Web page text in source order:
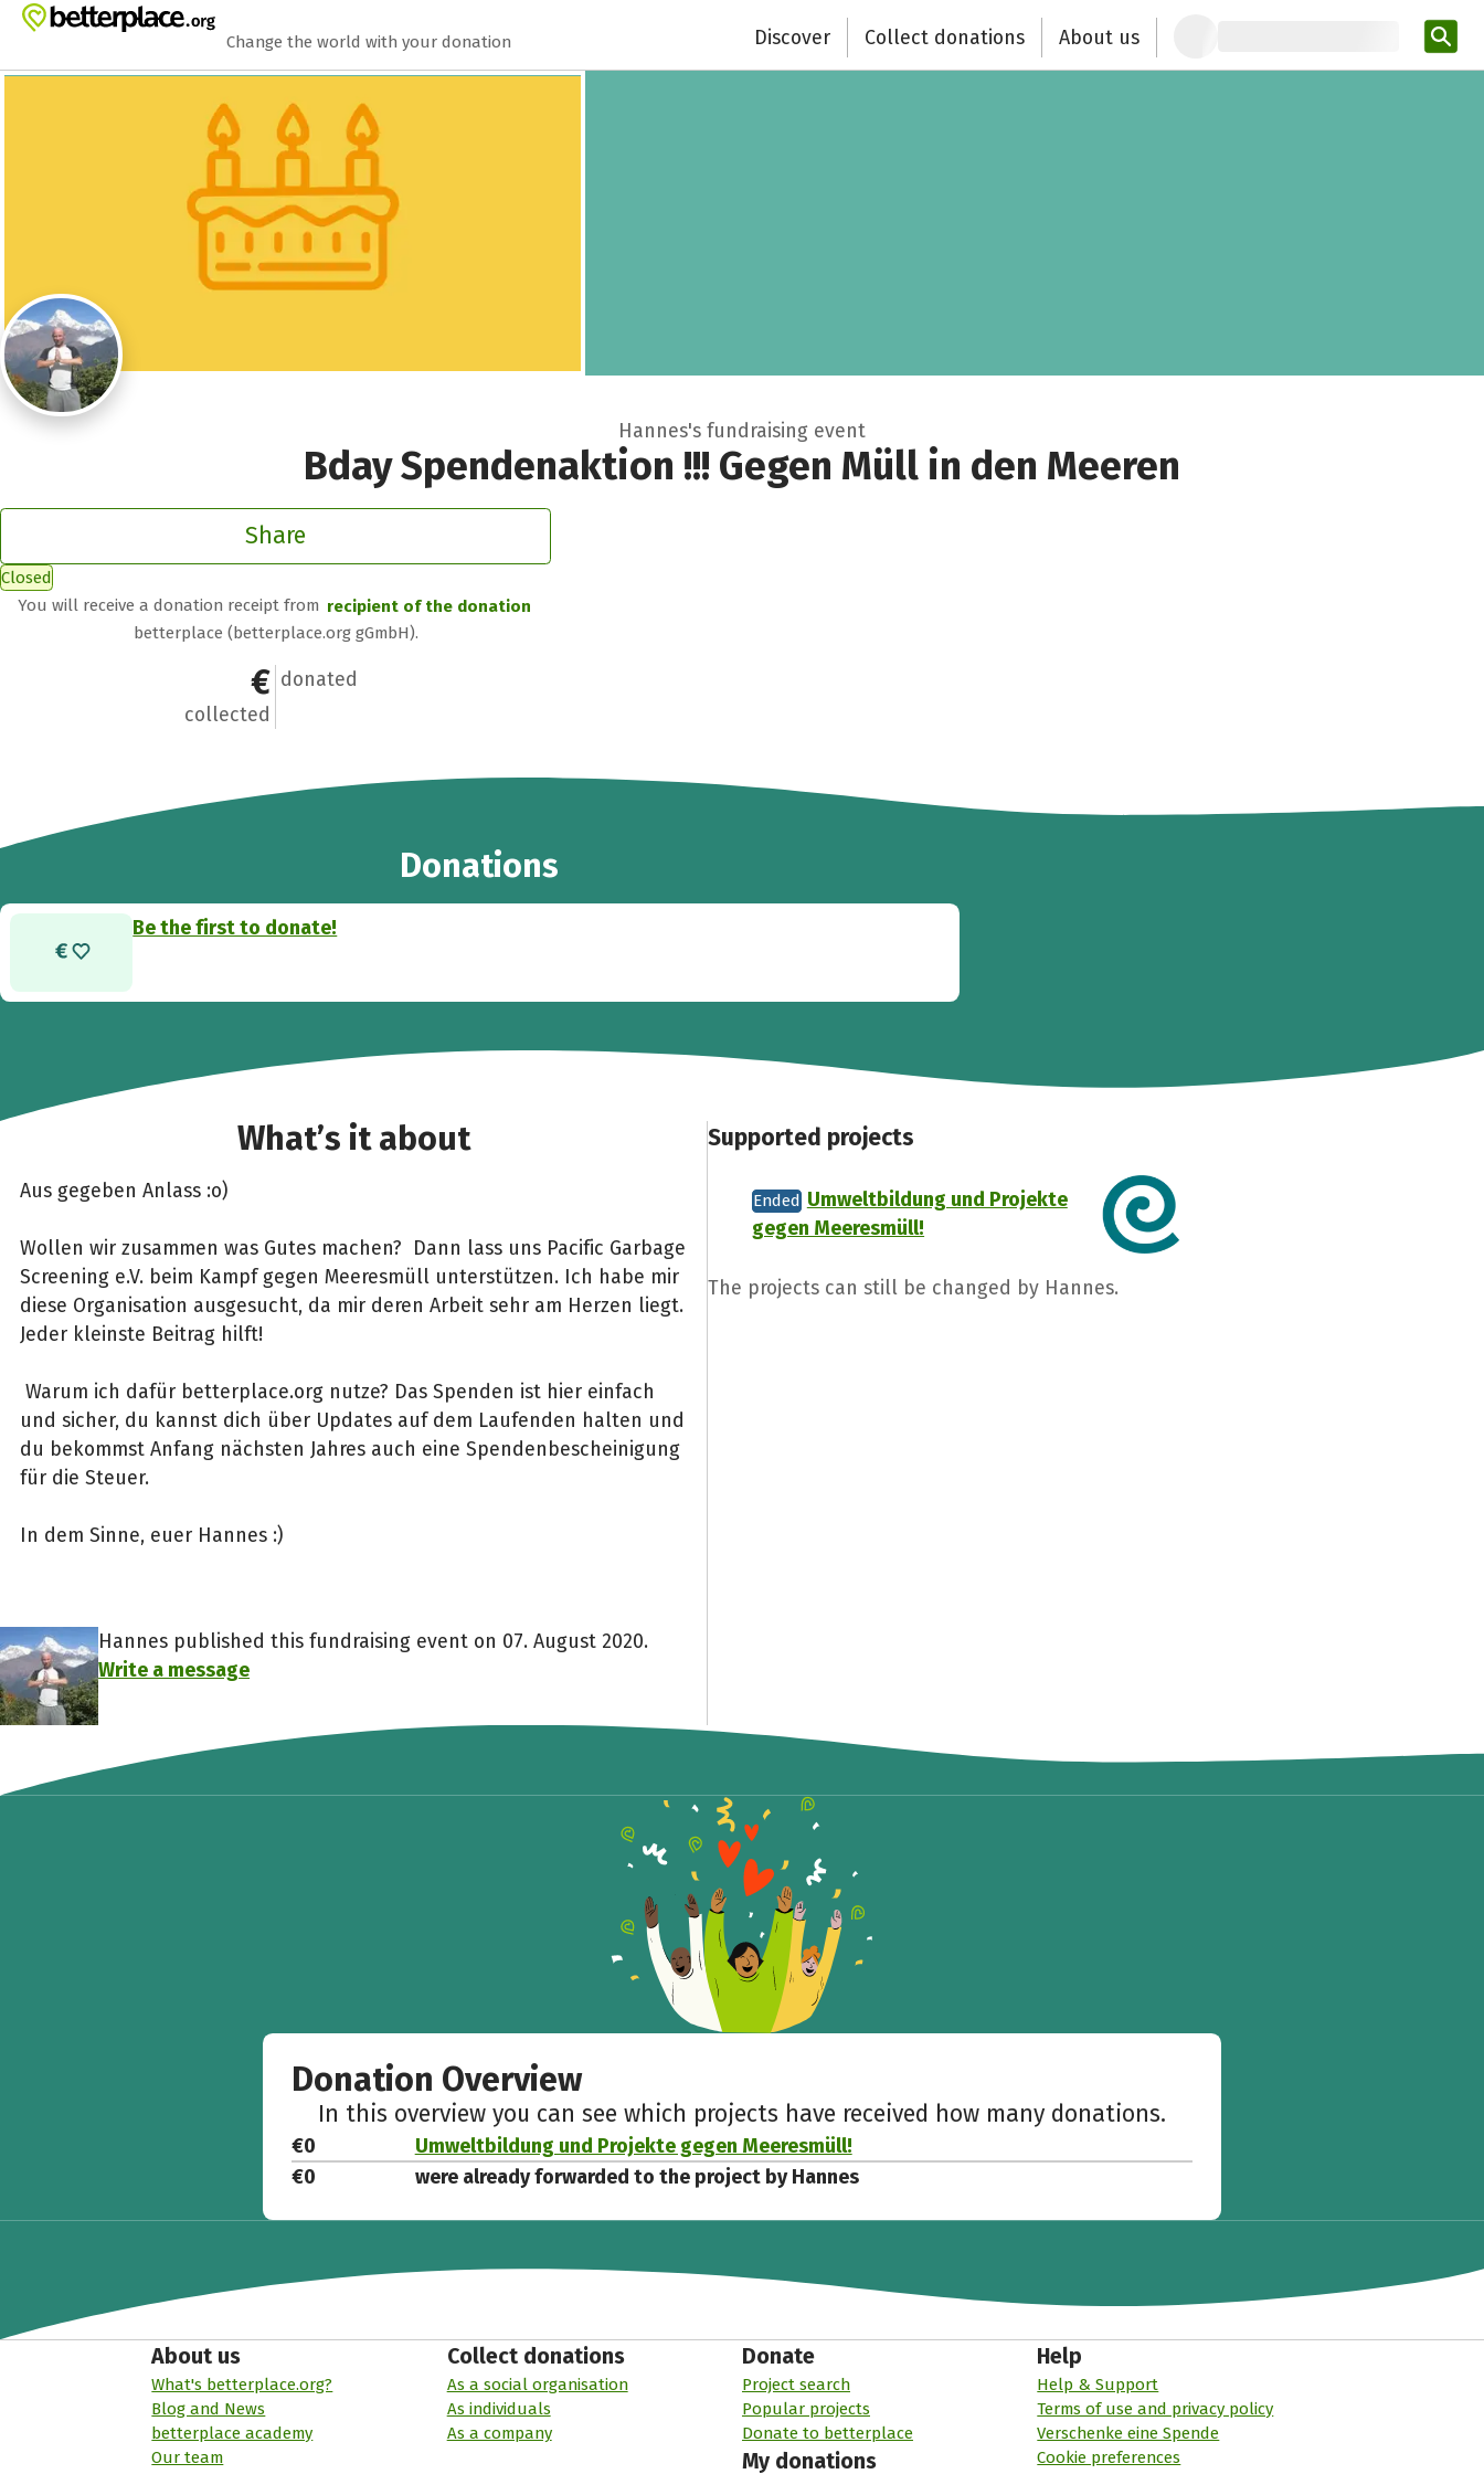
Zum Hauptinhalt springen
Erklärung zur Barrierefreiheit anzeigen
Change the world with your donation Discover Collect donations About us
Hannes's fundraising event
Bday Spendenaktion !!! Gegen Müll in den Meeren
Share
Closed
You will receive a donation receipt from recipient of the donation
betterplace (betterplace.org gGmbH).
Close
€0
collected
0
donated
Donations
Be the first to donate!
What’s it about
Aus gegeben Anlass :o)
Wollen wir zusammen was Gutes machen? Dann lass uns Pacific Garbage
Screening e.V. beim Kampf gegen Meeresmüll unterstützen. Ich habe mir
diese Organisation ausgesucht, da mir deren Arbeit sehr am Herzen liegt.
Jeder kleinste Beitrag hilft!
Warum ich dafür betterplace.org nutze? Das Spenden ist hier einfach
und sicher, du kannst dich über Updates auf dem Laufenden halten und
du bekommst Anfang nächsten Jahres auch eine Spendenbescheinigung
für die Steuer.
In dem Sinne, euer Hannes :)
Hannes published this fundraising event on 07. August 2020.
Write a message
Supported projects
Ended Umweltbildung und Projekte
gegen Meeresmüll!
The projects can still be changed by Hannes.
Donation Overview
In this overview you can see which projects have received how many donations.
€0
Umweltbildung und Projekte gegen Meeresmüll!
€0
were already forwarded to the project by Hannes
About us
What's betterplace.org?
Blog and News
betterplace academy
Our team
Collect donations
As a social organisation
As individuals
As a company
Donate
Project search
Popular projects
Donate to betterplace
My donations
Help
Help & Support
Terms of use and privacy policy
Verschenke eine Spende
Cookie preferences